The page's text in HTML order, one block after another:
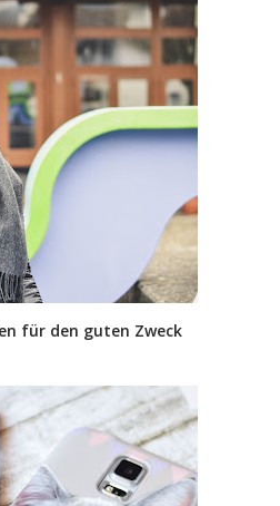
für den guten Zweck